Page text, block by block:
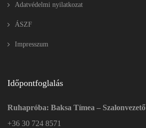
Adatvédelmi nyilatkozat
ÁSZF
Impresszum
Időpontfoglalás
Ruhapróba: Baksa Tímea – Szalonvezető
+36 30 724 8571